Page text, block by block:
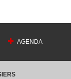
AGENDA